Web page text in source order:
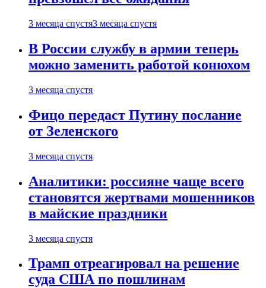
3 месяца спустя3 месяца спустя
В России службу в армии теперь
можно заменить работой конюхом
3 месяца спустя
Фицо передаст Путину послание
от Зеленского
3 месяца спустя
Аналитики: россияне чаще всего
становятся жертвами мошенников
в майские праздники
3 месяца спустя
Трамп отреагировал на решение
суда США по пошлинам